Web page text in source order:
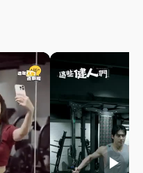
play_arrow